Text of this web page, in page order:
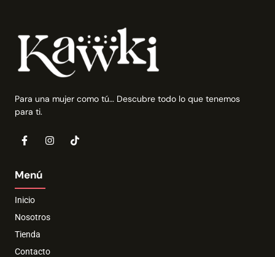
Para una mujer como tú… Descubre todo lo que tenemos
para ti.
Menú
Inicio
Nosotros
Tienda
Contacto